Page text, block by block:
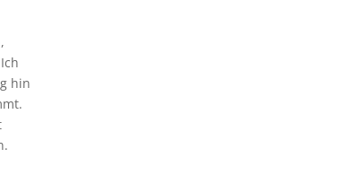
hin